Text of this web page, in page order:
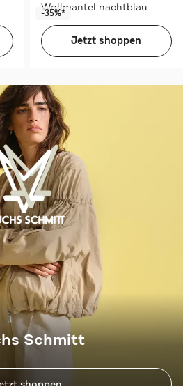
Wollmantel nachtblau
-35%*
Jetzt shoppen
Schmitt